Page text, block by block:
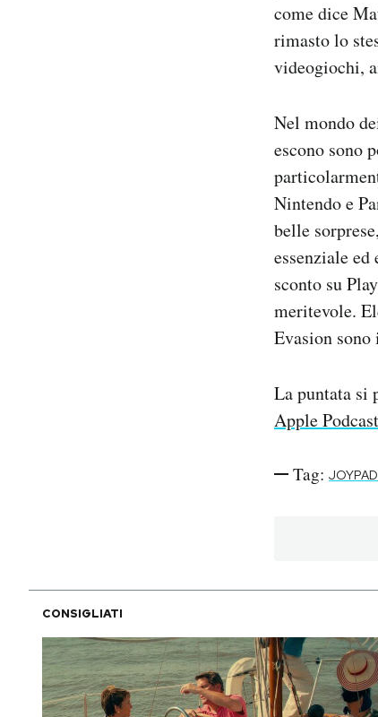
come dice
rimasto lo
videogiochi,
Nel mondo
escono sono
Nintendo e
belle
essenziale
sconto su
meritevole.
Evasion
La puntata si
Apple Podcast
Tag: JOYPAD
CONSIGLIATI